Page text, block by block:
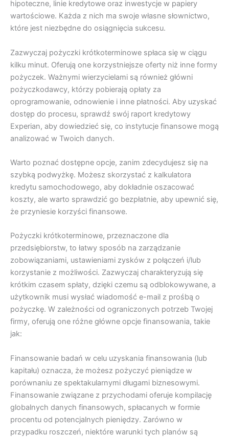
hipoteczne, linie kredytowe oraz inwestycje w papiery
wartościowe. Każda z nich ma swoje własne słownictwo,
które jest niezbędne do osiągnięcia sukcesu.
Zazwyczaj pożyczki krótkoterminowe spłaca się w ciągu
kilku minut. Oferują one korzystniejsze oferty niż inne formy
pożyczek. Ważnymi wierzycielami są również główni
pożyczkodawcy, którzy pobierają opłaty za
oprogramowanie, odnowienie i inne płatności. Aby uzyskać
dostęp do procesu, sprawdź swój raport kredytowy
Experian, aby dowiedzieć się, co instytucje finansowe mogą
analizować w Twoich danych.
Warto poznać dostępne opcje, zanim zdecydujesz się na
szybką podwyżkę. Możesz skorzystać z kalkulatora
kredytu samochodowego, aby dokładnie oszacować
koszty, ale warto sprawdzić go bezpłatnie, aby upewnić się,
że przyniesie korzyści finansowe.
Pożyczki krótkoterminowe, przeznaczone dla
przedsiębiorstw, to łatwy sposób na zarządzanie
zobowiązaniami, ustawieniami zysków z połączeń i/lub
korzystanie z możliwości. Zazwyczaj charakteryzują się
krótkim czasem spłaty, dzięki czemu są odblokowywane, a
użytkownik musi wysłać wiadomość e-mail z prośbą o
pożyczkę. W zależności od ograniczonych potrzeb Twojej
firmy, oferują one różne główne opcje finansowania, takie
jak:
Finansowanie badań w celu uzyskania finansowania (lub
kapitału) oznacza, że ​​możesz pożyczyć pieniądze w
porównaniu ze spektakularnymi długami biznesowymi.
Finansowanie związane z przychodami oferuje kompilację
globalnych danych finansowych, spłacanych w formie
procentu od potencjalnych pieniędzy. Zarówno w
przypadku roszczeń, niektóre warunki tych planów są